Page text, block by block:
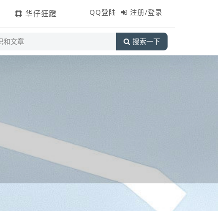
华仔狂蹬 QQ登陆 注册/登录
搜索一下